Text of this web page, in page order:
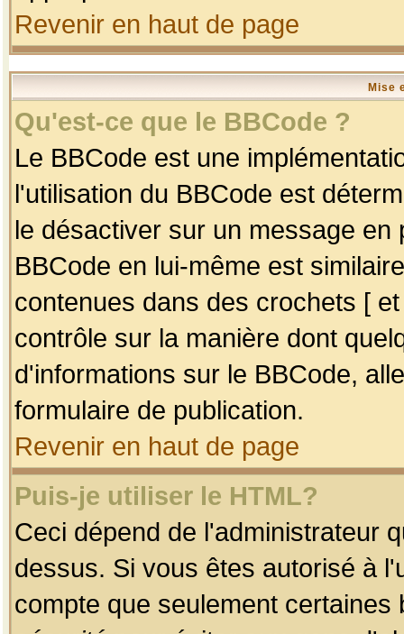
Revenir en haut de page
Mise
Qu'est-ce que le BBCode ?
Le BBCode est une
l'utilisation du BBCode est
le désactiver sur un message
BBCode en lui-même est
contenues dans des crochets [
contrôle sur la manière dont
d'informations sur le BBCode,
formulaire de publication.
Revenir en haut de page
Puis-je utiliser le HTML?
Ceci dépend de l'administrateur
dessus. Si vous êtes autorisé à
compte que seulement